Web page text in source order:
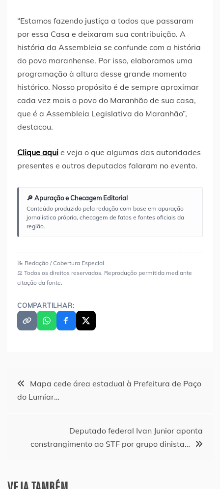
“Estamos fazendo justiça a todos que passaram
por essa Casa e deixaram sua contribuição. A
história da Assembleia se confunde com a história
do povo maranhense. Por isso, elaboramos uma
programação à altura desse grande momento
histórico. Nosso propósito é de sempre aproximar
cada vez mais o povo do Maranhão de sua casa,
que é a Assembleia Legislativa do Maranhão”,
destacou.
Clique aqui e veja o que algumas das autoridades
presentes e outros deputados falaram no evento.
🔎 Apuração e Checagem Editorial
Conteúdo produzido pela redação com base em apuração
jornalística própria, checagem de fatos e fontes oficiais da
região.
📝 Redação / Cobertura Especial
⚖️ Todos os direitos reservados. Reprodução permitida mediante
citação da fonte.
COMPARTILHAR:
Navegação
Mapa cede área estadual à Prefeitura de Paço
do Lumiar…
Deputado federal Ivan Junior aponta
constrangimento ao STF por grupo dinista…